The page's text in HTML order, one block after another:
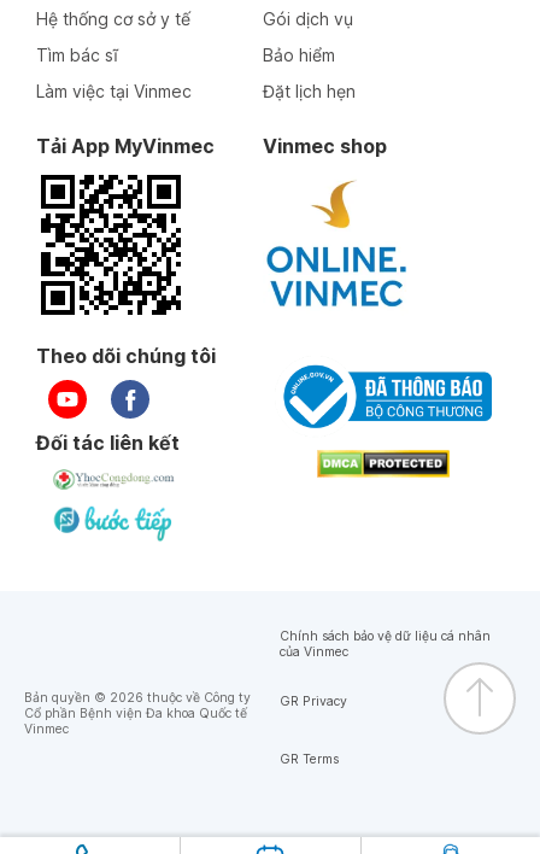
Hệ thống cơ sở y tế
Tìm bác sĩ
Làm việc tại Vinmec
Gói dịch vụ
Bảo hiểm
Đặt lịch hẹn
Tải App MyVinmec Vinmec shop
Theo dõi chúng tôi
Đối tác liên kết
Bản quyền © 2026 thuộc về Công ty
Cổ phần Bệnh viện Đa khoa Quốc tế
Vinmec
Chính sách bảo vệ dữ liệu cá nhân
của Vinmec
GR Privacy
GR Terms